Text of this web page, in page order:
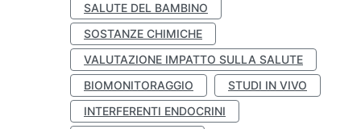
SALUTE DEL BAMBINO
SOSTANZE CHIMICHE
VALUTAZIONE IMPATTO SULLA SALUTE
BIOMONITORAGGIO
STUDI IN VIVO
INTERFERENTI ENDOCRINI